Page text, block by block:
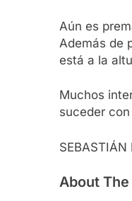
Aún es
Además de
está a la
Muchos
suceder
SEBASTIÁN
About